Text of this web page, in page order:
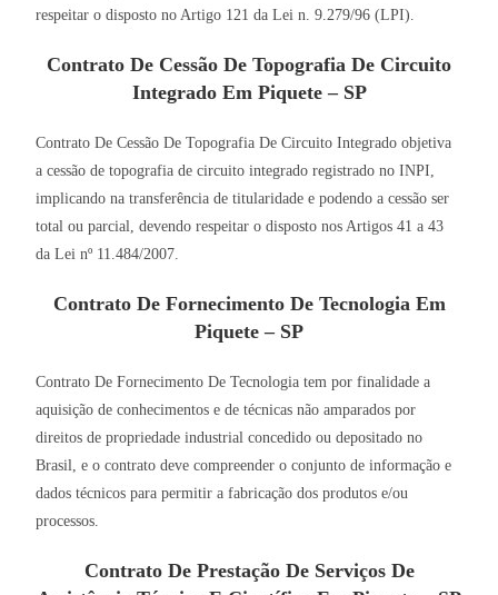
respeitar o disposto no Artigo 121 da Lei n. 9.279/96 (LPI).
Contrato De Cessão De Topografia De Circuito
Integrado Em Piquete – SP
Contrato De Cessão De Topografia De Circuito Integrado objetiva
a cessão de topografia de circuito integrado registrado no INPI,
implicando na transferência de titularidade e podendo a cessão ser
total ou parcial, devendo respeitar o disposto nos Artigos 41 a 43
da Lei nº 11.484/2007.
Contrato De Fornecimento De Tecnologia Em
Piquete – SP
Contrato De Fornecimento De Tecnologia tem por finalidade a
aquisição de conhecimentos e de técnicas não amparados por
direitos de propriedade industrial concedido ou depositado no
Brasil, e o contrato deve compreender o conjunto de informação e
dados técnicos para permitir a fabricação dos produtos e/ou
processos.
Contrato De Prestação De Serviços De